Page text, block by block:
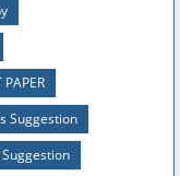
PAPER
Suggestion